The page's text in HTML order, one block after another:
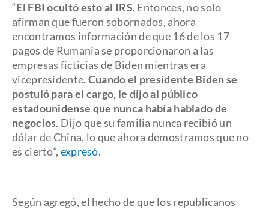
“El FBI ocultó esto al IRS. Entonces, no solo
afirman que fueron sobornados, ahora
encontramos información de que 16 de los 17
pagos de Rumania se proporcionaron a las
empresas ficticias de Biden mientras era
vicepresidente. Cuando el presidente Biden se
postuló para el cargo, le dijo al público
estadounidense que nunca había hablado de
negocios. Dijo que su familia nunca recibió un
dólar de China, lo que ahora demostramos que no
es cierto”, expresó.
Según agregó, el hecho de que los republicanos